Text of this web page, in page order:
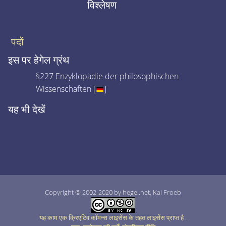
विश्लेषण
पदों
इस पर हेगेल ग्रंथ
§227 Enzyklopädie der philosophischen
Wissenschaften [
]
यह भी देखें
Copyright © 2002-2020 by hegel.net, Kai Froeb
यह काम एक क्रिएटिव कॉमन्स लाइसेंस के तहत लाइसेंस प्राप्त है.